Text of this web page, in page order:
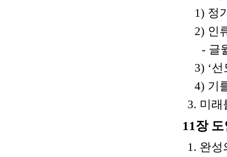
1) 정
2) 인
- 글
3) ‘
4) 기
3. 미래
11장
1. 완성